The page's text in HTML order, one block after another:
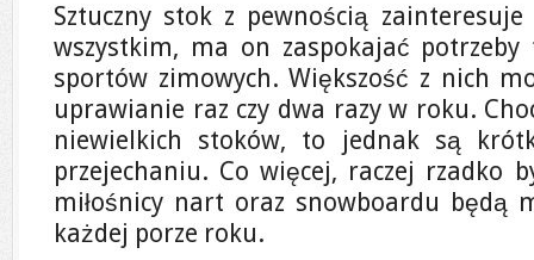
Sztuczny stok z pewnością zainteresuje
wszystkim, ma on zaspokajać
sportów zimowych. Większość z nich
uprawianie raz czy dwa razy w roku.
niewielkich stoków, to jednak są
przejechaniu. Co więcej, raczej rzadko
miłośnicy nart oraz snowboardu będą
każdej porze roku.